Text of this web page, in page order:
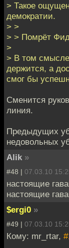
> Такое
демократии.
> >
> > Помрёт
>
> В том
держится, а
смог бы
Сменится
линия.
Предыдущих
недовольных
Alik »
#48 | 07.03.10
настоящие
настоящие
$ergi0 »
#49 | 07.03.10
Кому: mr_rtar,